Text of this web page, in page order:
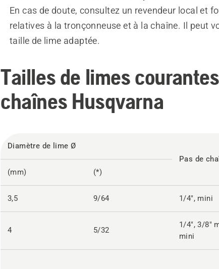
En cas de doute, consultez un revendeur local et
relatives à la tronçonneuse et à la chaîne. Il peut
taille de lime adaptée.
Tailles de limes
chaînes Husqvarna
Diamètre de lime Ø
Pas de
(mm)
(*)
3,5 9/64 1/4", mini
4 5/32
1/4", 3/8"
mini